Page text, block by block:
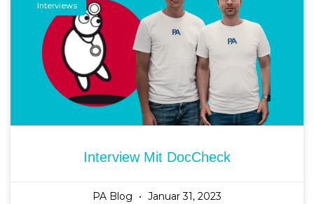
Interviews
Interview Mit DocCheck
PA Blog Januar 31, 2023